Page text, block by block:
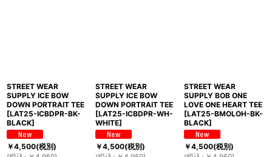
STREET WEAR
SUPPLY ICE BOW
DOWN PORTRAIT TEE
[LAT25-ICBDPR-BK-
BLACK]
￥4,500(税別)
STREET WEAR
SUPPLY ICE BOW
DOWN PORTRAIT TEE
[LAT25-ICBDPR-WH-
WHITE]
￥4,500(税別)
STREET WEAR
SUPPLY BOB ONE
LOVE ONE HEART TEE
[LAT25-BMOLOH-BK-
BLACK]
￥4,500(税別)